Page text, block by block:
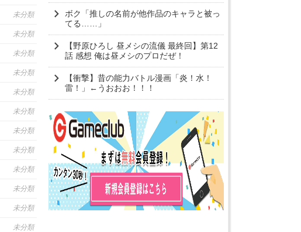
未分類
未分類
未分類
未分類
未分類
未分類
未分類
未分類
未分類
未分類
未分類
未分類
ボク「推しの名前が他作品のキャラと被っ
てる……」
【野原ひろし 昼メシの流儀 最終回】第12
話 感想 俺は昼メシのプロだぜ！
【衝撃】昔の能力バトル漫画「炎！水！
雷！」←うおおお！！！